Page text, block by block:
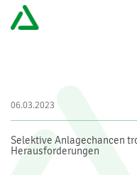
06.03.2023
Selektive Anlagechancen
Herausforderungen